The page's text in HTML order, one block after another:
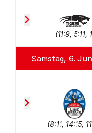
(11:9, 5:11,
Samstag, 6.
(8:11, 14:15,